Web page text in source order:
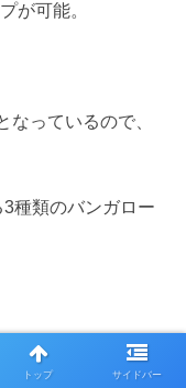
が可能。
っているので、
種類のバンガロー
ョン遊具、芝生広
トップ サイドバー